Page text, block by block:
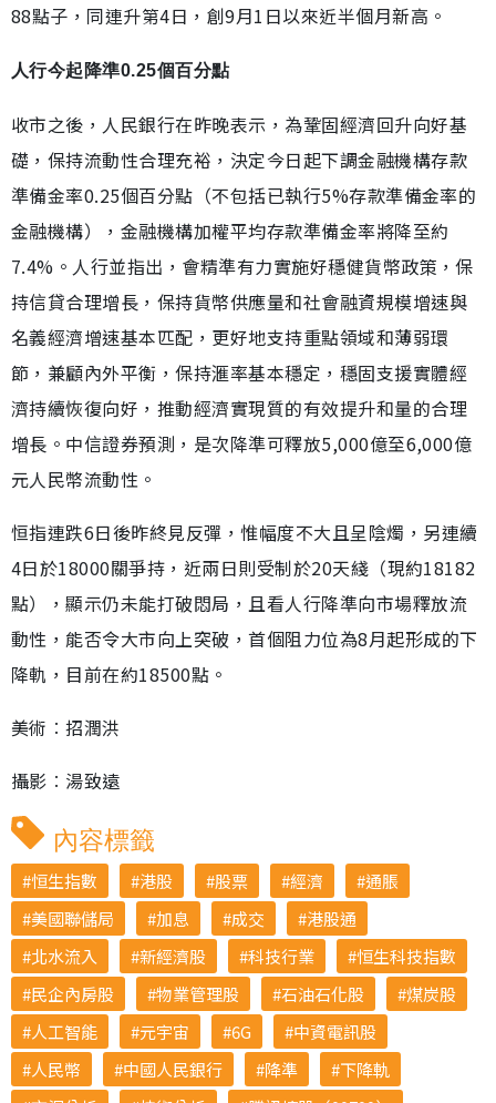
88點子，同連升第4日，創9月1日以來近半個月新高。
人行今起降準0.25個百分點
收市之後，人民銀行在昨晚表示，為鞏固經濟回升向好基
礎，保持流動性合理充裕，決定今日起下調金融機構存款
準備金率0.25個百分點（不包括已執行5%存款準備金率的
金融機構），金融機構加權平均存款準備金率將降至約
7.4%。人行並指出，會精準有力實施好穩健貨幣政策，保
持信貸合理增長，保持貨幣供應量和社會融資規模增速與
名義經濟增速基本匹配，更好地支持重點領域和薄弱環
節，兼顧內外平衡，保持滙率基本穩定，穩固支援實體經
濟持續恢復向好，推動經濟實現質的有效提升和量的合理
增長。中信證券預測，是次降準可釋放5,000億至6,000億
元人民幣流動性。
恒指連跌6日後昨終見反彈，惟幅度不大且呈陰燭，另連續
4日於18000關爭持，近兩日則受制於20天綫（現約18182
點），顯示仍未能打破悶局，且看人行降準向市場釋放流
動性，能否令大市向上突破，首個阻力位為8月起形成的下
降軌，目前在約18500點。
美術︰招潤洪
攝影︰湯致遠
內容標籤
恒生指數 港股 股票 經濟
通脹
美國聯儲局
加息 成交
港股通
北水流入
新經濟股 科技行業
恒生科技指數
民企內房股
物業管理股 石油石化股
煤炭股
人工智能
元宇宙 6G
中資電訊股
人民幣
中國人民銀行 降準
下降軌